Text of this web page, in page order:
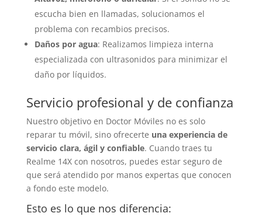
escucha bien en llamadas, solucionamos el
problema con recambios precisos.
Daños por agua: Realizamos limpieza interna
especializada con ultrasonidos para minimizar el
daño por líquidos.
Servicio profesional y de confianza
Nuestro objetivo en Doctor Móviles no es solo
reparar tu móvil, sino ofrecerte una experiencia de
servicio clara, ágil y confiable. Cuando traes tu
Realme 14X con nosotros, puedes estar seguro de
que será atendido por manos expertas que conocen
a fondo este modelo.
Esto es lo que nos diferencia: